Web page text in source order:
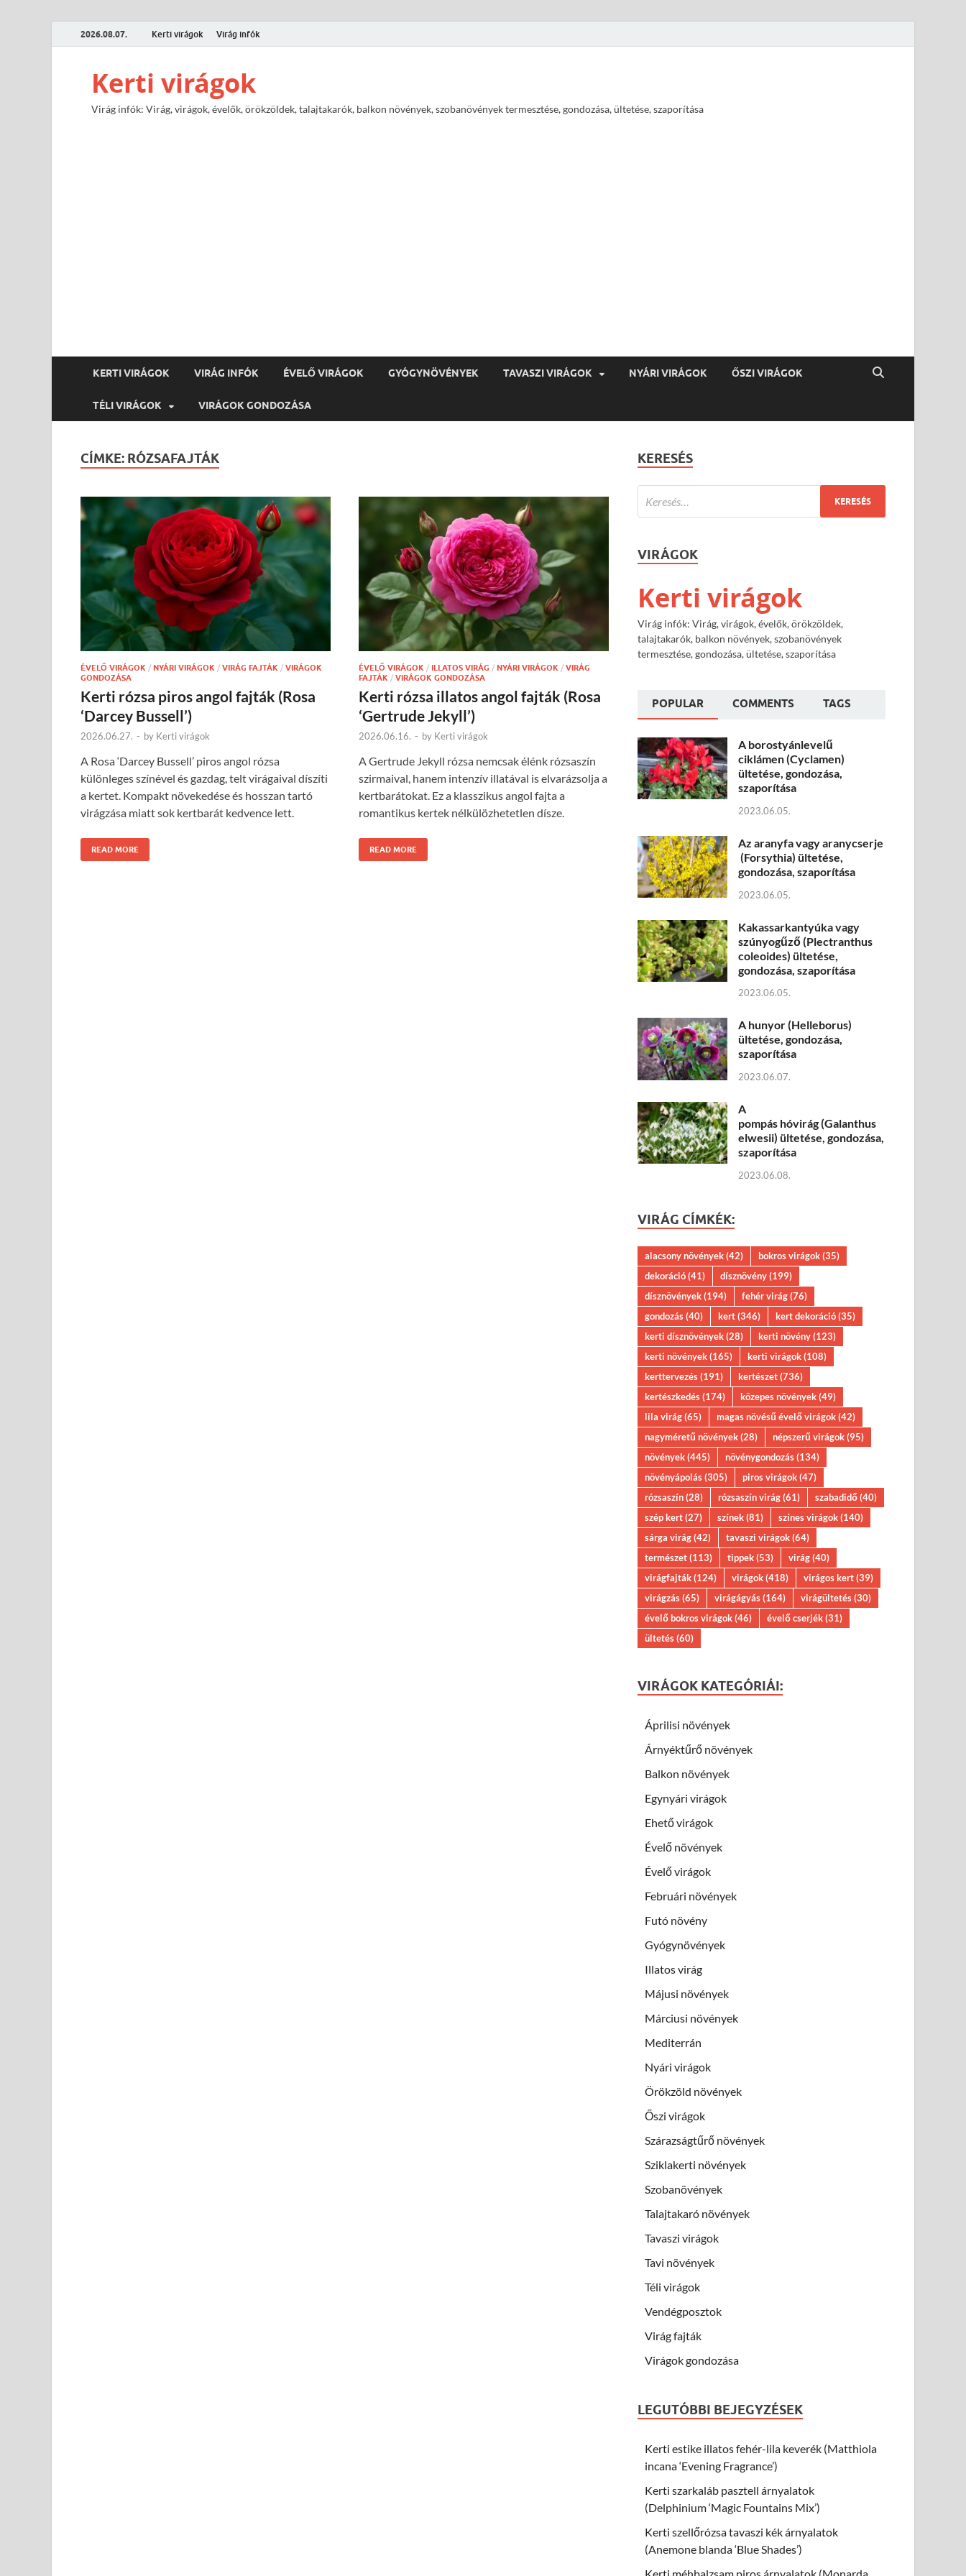
2026.08.07. Kerti virágok Virág infók
Kerti virágok
Virág infók: Virág, virágok, évelők, örökzöldek, talajtakarók, balkon növények, szobanövények termesztése, gondozása, ültetése, szaporítása
KERTI VIRÁGOK VIRÁG INFÓK ÉVELŐ VIRÁGOK GYÓGYNÖVÉNYEK TAVASZI VIRÁGOK NYÁRI VIRÁGOK ŐSZI VIRÁGOK
TÉLI VIRÁGOK VIRÁGOK GONDOZÁSA
CÍMKE: RÓZSAFAJTÁK
ÉVELŐ VIRÁGOK / NYÁRI VIRÁGOK / VIRÁG FAJTÁK / VIRÁGOK
GONDOZÁSA
Kerti rózsa piros angol fajták (Rosa
‘Darcey Bussell’)
2026.06.27. - by Kerti virágok
A Rosa ‘Darcey Bussell’ piros angol rózsa
különleges színével és gazdag, telt virágaival díszíti
a kertet. Kompakt növekedése és hosszan tartó
virágzása miatt sok kertbarát kedvence lett.
READ MORE
ÉVELŐ VIRÁGOK / ILLATOS VIRÁG / NYÁRI VIRÁGOK / VIRÁG
FAJTÁK / VIRÁGOK GONDOZÁSA
Kerti rózsa illatos angol fajták (Rosa
‘Gertrude Jekyll’)
2026.06.16. - by Kerti virágok
A Gertrude Jekyll rózsa nemcsak élénk rózsaszín
szirmaival, hanem intenzív illatával is elvarázsolja a
kertbarátokat. Ez a klasszikus angol fajta a
romantikus kertek nélkülözhetetlen dísze.
READ MORE
KERESÉS
VIRÁGOK
Kerti virágok
Virág infók: Virág, virágok, évelők, örökzöldek,
talajtakarók, balkon növények, szobanövények
termesztése, gondozása, ültetése, szaporítása
POPULAR COMMENTS TAGS
A borostyánlevelű
ciklámen (Cyclamen)
ültetése, gondozása,
szaporítása
2023.06.05.
Az aranyfa vagy aranycserje
(Forsythia) ültetése,
gondozása, szaporítása
2023.06.05.
Kakassarkantyúka vagy
szúnyogűző (Plectranthus
coleoides) ültetése,
gondozása, szaporítása
2023.06.05.
A hunyor (Helleborus)
ültetése, gondozása,
szaporítása
2023.06.07.
A
pompás hóvirág (Galanthus
elwesii) ültetése, gondozása,
szaporítása
2023.06.08.
VIRÁG CÍMKÉK:
alacsony növények(42) bokros virágok(35)
dekoráció(41) dísznövény(199)
dísznövények(194) fehér virág(76)
gondozás(40) kert(346) kert dekoráció(35)
kerti dísznövények(28) kerti növény(123)
kerti növények(165) kerti virágok(108)
kerttervezés(191) kertészet(736)
kertészkedés(174) közepes növények(49)
lila virág(65) magas növésű évelő virágok(42)
nagyméretű növények(28) népszerű virágok(95)
növények(445) növénygondozás(134)
növényápolás(305) piros virágok(47)
rózsaszín(28) rózsaszín virág(61) szabadidő(40)
szép kert(27) színek(81) színes virágok(140)
sárga virág(42) tavaszi virágok(64)
természet(113) tippek(53) virág(40)
virágfajták(124) virágok(418) virágos kert(39)
virágzás(65) virágágyás(164) virágültetés(30)
évelő bokros virágok(46) évelő cserjék(31)
ültetés(60)
VIRÁGOK KATEGÓRIÁI:
Áprilisi növények
Árnyéktűrő növények
Balkon növények
Egynyári virágok
Ehető virágok
Évelő növények
Évelő virágok
Februári növények
Futó növény
Gyógynövények
Illatos virág
Májusi növények
Márciusi növények
Mediterrán
Nyári virágok
Örökzöld növények
Őszi virágok
Szárazságtűrő növények
Sziklakerti növények
Szobanövények
Talajtakaró növények
Tavaszi virágok
Tavi növények
Téli virágok
Vendégposztok
Virág fajták
Virágok gondozása
LEGUTÓBBI BEJEGYZÉSEK
Kerti estike illatos fehér-lila keverék (Matthiola
incana ‘Evening Fragrance’)
Kerti szarkaláb pasztell árnyalatok
(Delphinium ‘Magic Fountains Mix’)
Kerti szellőrózsa tavaszi kék árnyalatok
(Anemone blanda ‘Blue Shades’)